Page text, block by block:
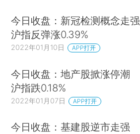
今日收盘：新冠检测概念走强
沪指反弹涨0.39%
2022年01月10日 APP打开
今日收盘：地产股掀涨停潮
沪指跌0.18%
2022年01月07日 APP打开
今日收盘：基建股逆市走强